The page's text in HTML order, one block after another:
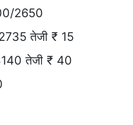
2650
तेजी ₹ 15
तेजी ₹ 40